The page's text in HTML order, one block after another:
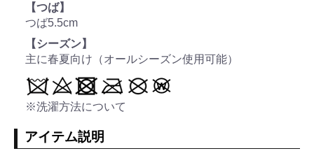
【つば】
つば5.5cm
【シーズン】
主に春夏向け（オールシーズン使用可能）
※洗濯方法について
アイテム説明